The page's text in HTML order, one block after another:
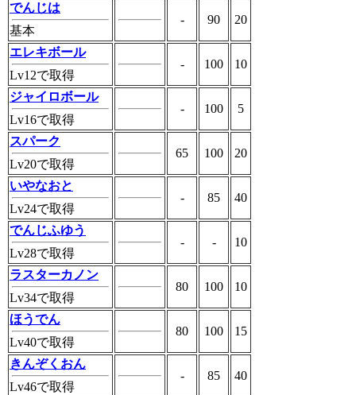
でんじは
基本
- 90 20
エレキボール
Lv12で取得
- 100 10
ジャイロボール
Lv16で取得
- 100 5
スパーク
Lv20で取得
65 100 20
いやなおと
Lv24で取得
- 85 40
でんじふゆう
Lv28で取得
- - 10
ラスターカノン
Lv34で取得
80 100 10
ほうでん
Lv40で取得
80 100 15
きんぞくおん
Lv46で取得
- 85 40